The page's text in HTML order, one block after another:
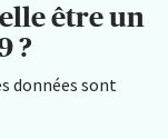
être un
?
données sont